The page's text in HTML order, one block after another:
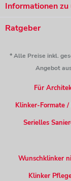
Informationen
Ratgeber
* Alle Preise inkl.
Angebot
Für
Klinker-Formate
Serielles
Wunschklinker
Klinker